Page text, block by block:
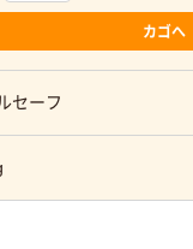
カゴへ
セーフ